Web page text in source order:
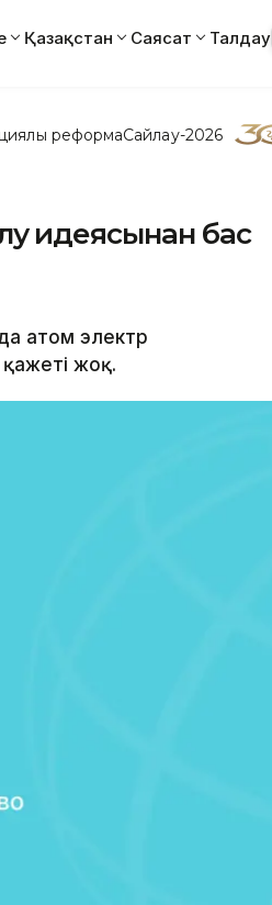
Қазақстан Саясат Талдау
реформаСайлау-2026
идеясынан бас
атом электр
жоқ.